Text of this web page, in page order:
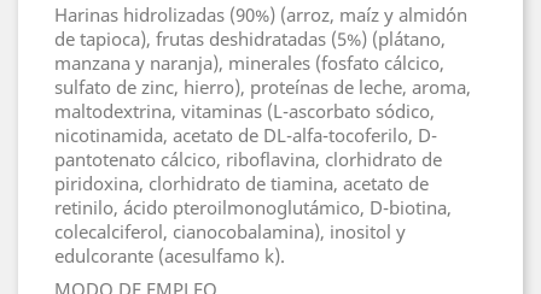
Harinas hidrolizadas (90%) (arroz, maíz y almidón
de tapioca), frutas deshidratadas (5%) (plátano,
manzana y naranja), minerales (fosfato cálcico,
sulfato de zinc, hierro), proteínas de leche, aroma,
maltodextrina, vitaminas (L-ascorbato sódico,
nicotinamida, acetato de DL-alfa-tocoferilo, D-
pantotenato cálcico, riboflavina, clorhidrato de
piridoxina, clorhidrato de tiamina, acetato de
retinilo, ácido pteroilmonoglutámico, D-biotina,
colecalciferol, cianocobalamina), inositol y
edulcorante (acesulfamo k).
MODO DE EMPLEO